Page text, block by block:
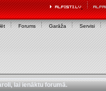
Forums Garāža Servisi
lai ienāktu forumā.